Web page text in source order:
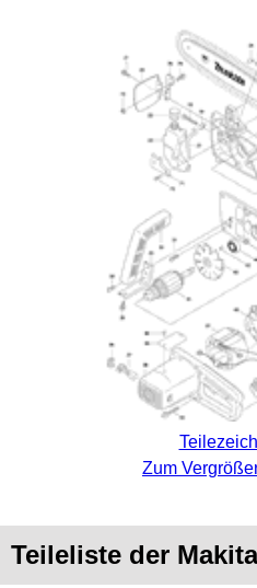
Zum
Teileliste der